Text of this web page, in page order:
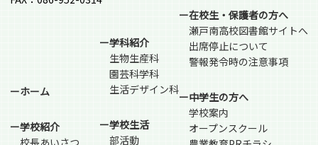
ーホーム
ー学校紹介
校長あいさつ
ー学科紹介
生物生産科
園芸科学科
生活デザイン科
ー学校生活
部活動
ー在校生・保護者の方へ
瀬戸南高校図書館サイトへ
出席停止について
警報発令時の注意事項
ー中学生の方へ
学校案内
オープンスクール